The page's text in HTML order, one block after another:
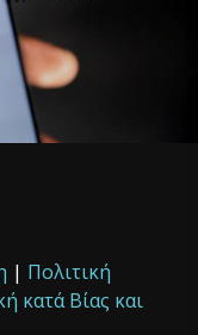
| Πολιτική
κατά Βίας και